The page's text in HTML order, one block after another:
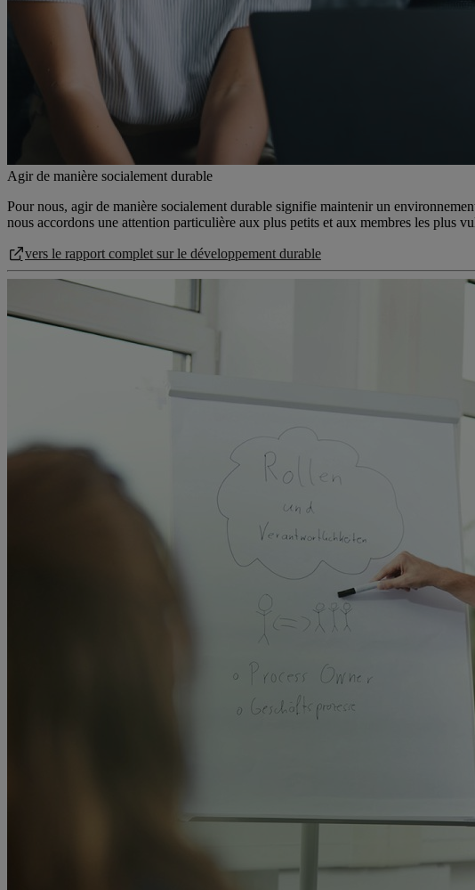
Agir de manière socialement durable
Pour nous, agir de manière socialement durable signifie maintenir un
nous accordons une attention particulière aux plus petits et aux membres les plus
vers le rapport complet sur le développement durable